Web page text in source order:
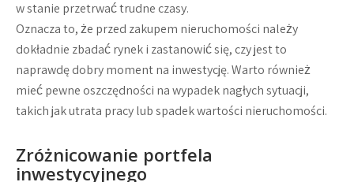
w stanie przetrwać trudne czasy.
Oznacza to, że przed zakupem nieruchomości należy
dokładnie zbadać rynek i zastanowić się, czy jest to
naprawdę dobry moment na inwestycję. Warto również
mieć pewne oszczędności na wypadek nagłych sytuacji,
takich jak utrata pracy lub spadek wartości nieruchomości.
Zróżnicowanie portfela
inwestycyjnego